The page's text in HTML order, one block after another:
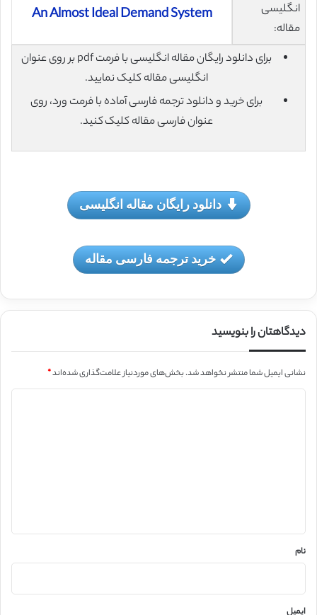
انگلیسی
مقاله:
An Almost Ideal Demand System
برای دانلود رایگان مقاله انگلیسی با فرمت pdf بر روی عنوان
انگلیسی مقاله کلیک نمایید.
برای خرید و دانلود ترجمه فارسی آماده با فرمت ورد، روی
عنوان فارسی مقاله کلیک کنید.
دانلود رایگان مقاله انگلیسی
خرید ترجمه فارسی مقاله
دیدگاهتان را بنویسید
نشانی ایمیل شما منتشر نخواهد شد.بخش‌های موردنیاز علامت‌گذاری شده‌اند*
نام
ایمیل